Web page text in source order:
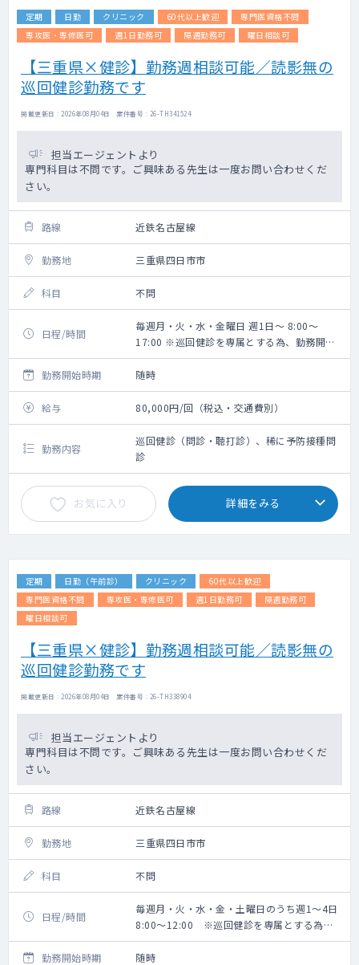
定期 日勤 クリニック 60代以上歓迎
専門医資格不問
専攻医・専修医可
週1日勤務可 隔週勤務可 曜日相談可
【三重県×健診】勤務週相談可能／読影無の
巡回健診勤務です
掲載更新日 : 2026年08月04日 案件番号 : 26-TH341524
担当エージェントより
専門科目は不問です。ご興味ある先生は一度お問い合わせくだ
さい。
路線 近鉄名古屋線
勤務地 三重県四日市市
科目 不問
日程/時間
毎週月・火・水・金曜日 週1日～ 8:00～
17:00 ※巡回健診を専属とする為、勤務開始
時間は巡回先により都度変更あり
勤務開始時期
随時
給与 80,000円/回（税込・交通費別）
勤務内容
巡回健診（問診・聴打診）、稀に予防接種問
診
お気に入り 詳細をみる
定期 日勤（午前診） クリニック
60代以上歓迎
専門医資格不問
専攻医・専修医可 週1日勤務可
隔週勤務可
曜日相談可
【三重県×健診】勤務週相談可能／読影無の
巡回健診勤務です
掲載更新日 : 2026年08月04日 案件番号 : 26-TH338904
担当エージェントより
専門科目は不問です。ご興味ある先生は一度お問い合わせくだ
さい。
路線 近鉄名古屋線
勤務地 三重県四日市市
科目 不問
日程/時間
毎週月・火・水・金・土曜日のうち週1～4日
8:00～12:00 ※巡回健診を専属とする為、
勤務開始時間は巡回先により都度変更あり
勤務開始時期
随時